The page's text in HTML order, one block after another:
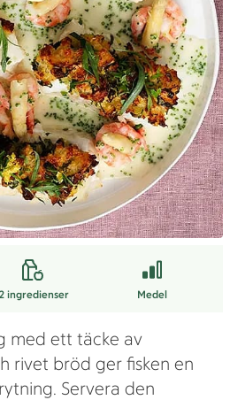
ingredienser Medel
med ett täcke av
rivet bröd ger fisken en
Servera den